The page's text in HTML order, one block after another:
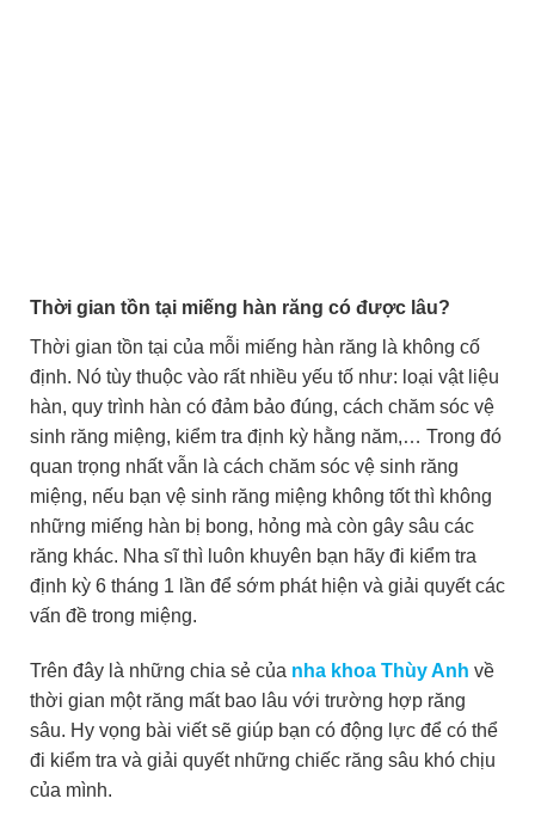
Thời gian tồn tại miếng hàn răng có được lâu?
Thời gian tồn tại của mỗi miếng hàn răng là không cố
định. Nó tùy thuộc vào rất nhiều yếu tố như: loại vật liệu
hàn, quy trình hàn có đảm bảo đúng, cách chăm sóc vệ
sinh răng miệng, kiểm tra định kỳ hằng năm,… Trong đó
quan trọng nhất vẫn là cách chăm sóc vệ sinh răng
miệng, nếu bạn vệ sinh răng miệng không tốt thì không
những miếng hàn bị bong, hỏng mà còn gây sâu các
răng khác. Nha sĩ thì luôn khuyên bạn hãy đi kiểm tra
định kỳ 6 tháng 1 lần để sớm phát hiện và giải quyết các
vấn đề trong miệng.
Trên đây là những chia sẻ của nha khoa Thùy Anh về
thời gian một răng mất bao lâu với trường hợp răng
sâu. Hy vọng bài viết sẽ giúp bạn có động lực để có thể
đi kiểm tra và giải quyết những chiếc răng sâu khó chịu
của mình.